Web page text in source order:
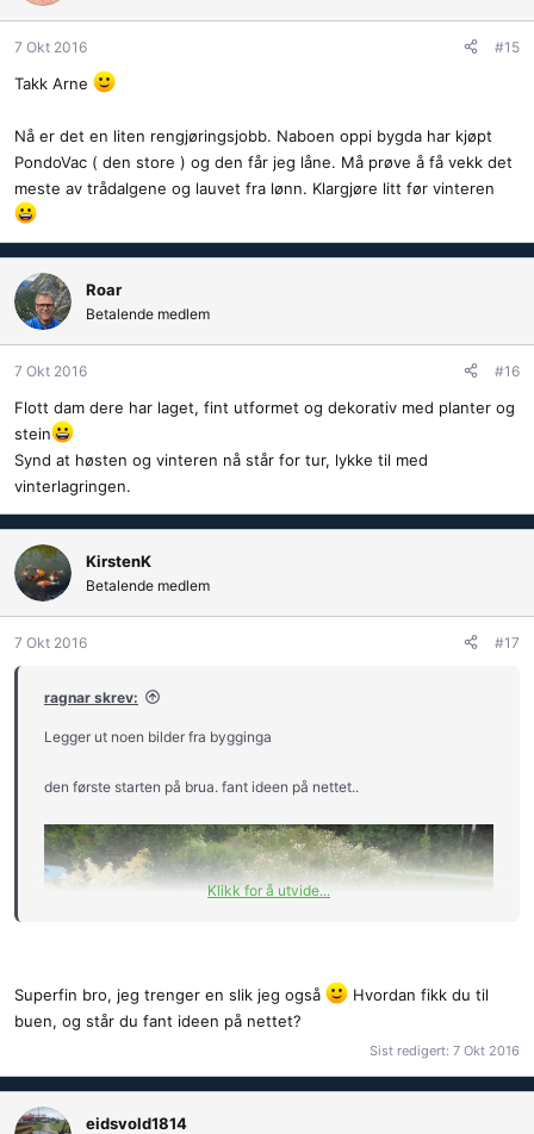
7 Okt 2016 #15
Takk Arne
Nå er det en liten rengjøringsjobb. Naboen oppi bygda har kjøpt
PondoVac ( den store ) og den får jeg låne. Må prøve å få vekk det
meste av trådalgene og lauvet fra lønn. Klargjøre litt før vinteren
Roar
Betalende medlem
7 Okt 2016 #16
Flott dam dere har laget, fint utformet og dekorativ med planter og
stein
Synd at høsten og vinteren nå står for tur, lykke til med
vinterlagringen.
KirstenK
Betalende medlem
7 Okt 2016 #17
ragnar skrev:
Legger ut noen bilder fra bygginga
den første starten på brua. fant ideen på nettet..
Klikk for å utvide...
Superfin bro, jeg trenger en slik jeg også
Hvordan fikk du til
buen, og står du fant ideen på nettet?
Sist redigert: 7 Okt 2016
eidsvold1814